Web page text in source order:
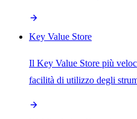
Key Value Store
Il Key Value Store più
facilità di utilizzo degli